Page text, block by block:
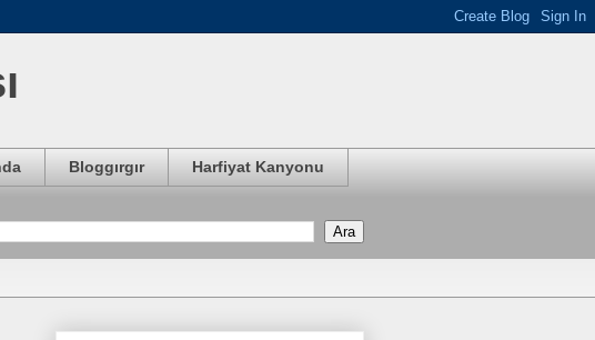
Bloggırgır Harfiyat Kanyonu